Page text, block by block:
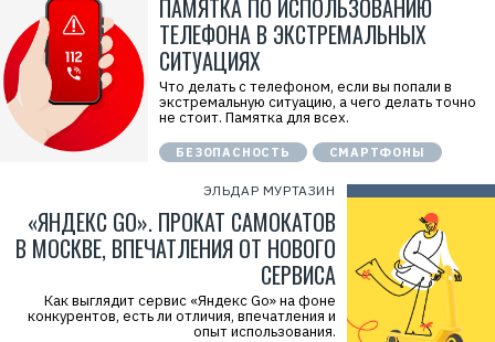
ПАМЯТКА ПО ИСПОЛЬЗОВАНИЮ
ТЕЛЕФОНА В ЭКСТРЕМАЛЬНЫХ
СИТУАЦИЯХ
Что делать с телефоном, если вы попали в
экстремальную ситуацию, а чего делать точно
не стоит. Памятка для всех.
БЕЗОПАСНОСТЬ СМАРТФОНЫ
ЭЛЬДАР МУРТАЗИН
«ЯНДЕКС GO». ПРОКАТ САМОКАТОВ
В МОСКВЕ, ВПЕЧАТЛЕНИЯ ОТ НОВОГО
СЕРВИСА
Как выглядит сервис «Яндекс Go» на фоне
конкурентов, есть ли отличия, впечатления и
опыт использования.